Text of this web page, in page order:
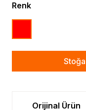
Renk
Orijinal Ürün